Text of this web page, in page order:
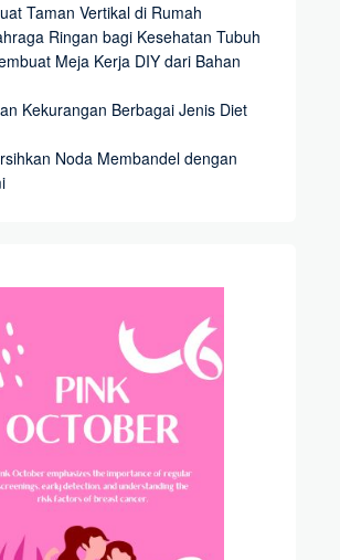
Taman Vertikal di Rumah
Ringan bagi Kesehatan Tubuh
Meja Kerja DIY dari Bahan
Kekurangan Berbagai Jenis Diet
Noda Membandel dengan